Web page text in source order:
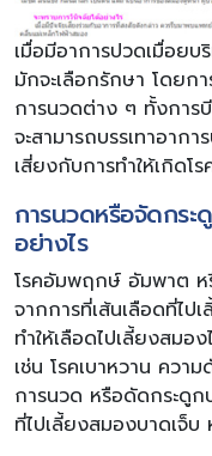
เมื่อมีอาการปวดเมื่อย
มักจะเลือกรักษา โดยก
การนวดต่าง ๆ ทั้งการ
จะสามารถบรรเทาอาก
เสี่ยงกับการทำให้เกิดโ
การนวดหรือจัดกร
อย่างไร
โรคอัมพฤกษ์ อัมพาต ห
จากการที่เส้นเลือดที่ไ
ทำให้เลือดไปเลี้ยงสมอ
เช่น โรคเบาหวาน ควา
การนวด หรือดัดกระดู
ที่ไปเลี้ยงสมองบาดเจ็บ